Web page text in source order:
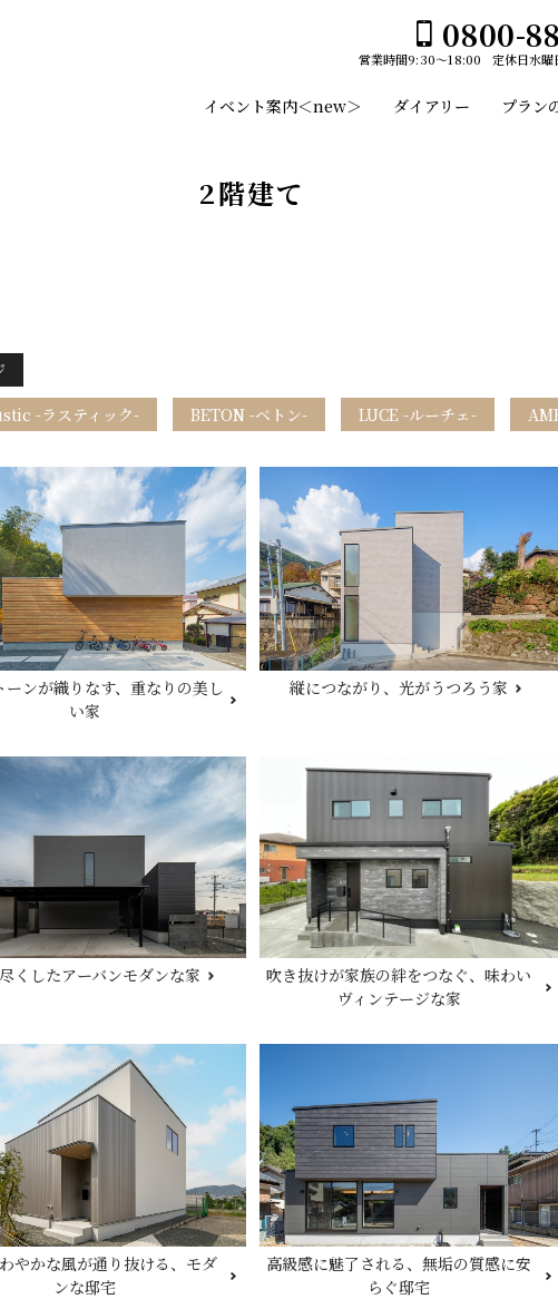
2階建て
-ラスティック- BETON -ベトン- LUCE -ルーチェ-
ーンが織りなす、重なりの美し
い家
縦につながり、光がうつろう家
くしたアーバンモダンな家
吹き抜けが家族の絆をつなぐ、味わい
ヴィンテージな家
やかな風が通り抜ける、モダ
ンな邸宅
高級感に魅了される、無垢の質感に安
らぐ邸宅
イベント案内＜new＞
2階建て
ガレージ
EDGE -エッジ-
nature -ナチュレ-
Rustic -ラスティック-
BETON -ベトン-
LUCE -ルーチェ-
AMBRE -アンブル-
プランのご紹介
GLAMP／グランプ
DESIGN CASA／デザインカーサ
DESIGN Y`sSTYLE / デザイン ワイズスタイル
会社案内
建築家との家づくりQ＆A
ダイアリー
2026年
2025年
イベント案内＜new＞ ダイアリー プラン
0800-
営業時間9:30～18:00 定休日水曜